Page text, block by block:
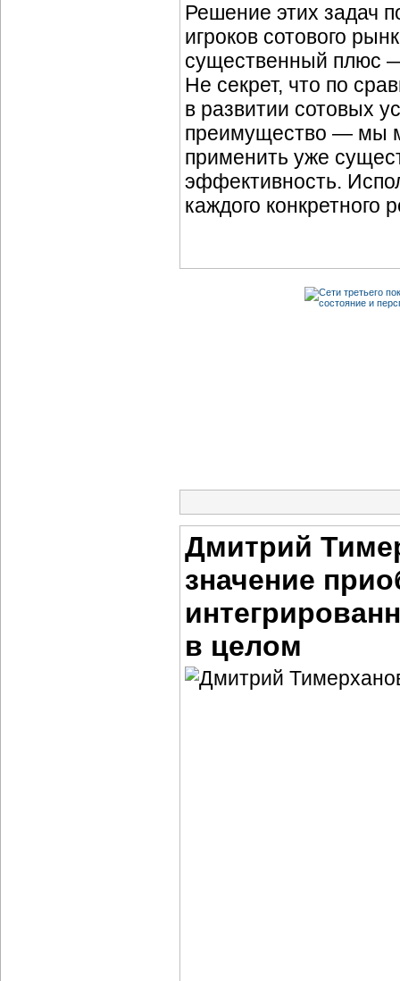
Решение этих задач
игроков сотового
существенный плюс
Не секрет, что по
в развитии сотовых
преимущество — мы
применить уже
эффективность.
каждого конкретного
Дмитрий
значение
в целом